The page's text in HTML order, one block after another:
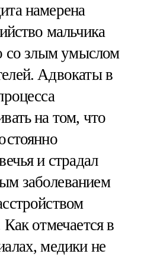
намерена
мальчика
со злым умыслом
Адвокаты в
на том, что
и страдал
заболеванием
отмечается в
медики не